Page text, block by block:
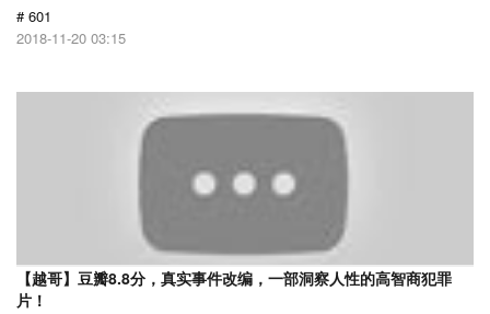
# 601
2018-11-20 03:15
【越哥】豆瓣8.8分，真实事件改编，一部洞察人性的高智商犯罪
片！